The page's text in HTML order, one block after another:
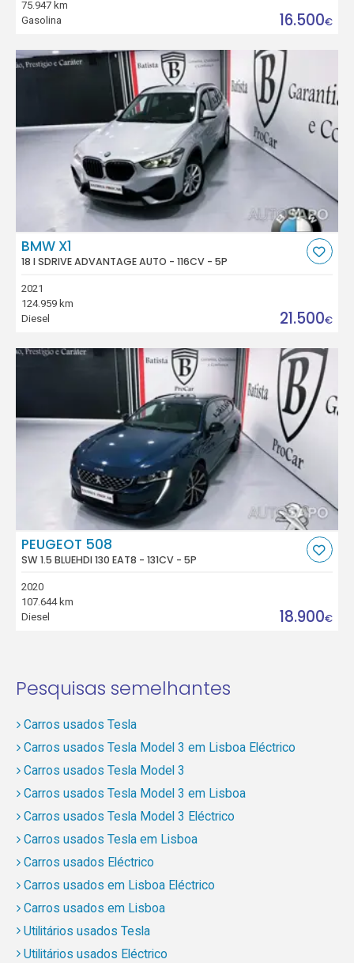
75.947 km
Gasolina
16.500€
BMW X1
18 I SDRIVE ADVANTAGE AUTO - 116CV - 5P
2021
124.959 km
Diesel
21.500€
PEUGEOT 508
SW 1.5 BLUEHDI 130 EAT8 - 131CV - 5P
2020
107.644 km
Diesel
18.900€
Pesquisas semelhantes
Carros usados Tesla
Carros usados Tesla Model 3 em Lisboa Eléctrico
Carros usados Tesla Model 3
Carros usados Tesla Model 3 em Lisboa
Carros usados Tesla Model 3 Eléctrico
Carros usados Tesla em Lisboa
Carros usados Eléctrico
Carros usados em Lisboa Eléctrico
Carros usados em Lisboa
Utilitários usados Tesla
Utilitários usados Eléctrico